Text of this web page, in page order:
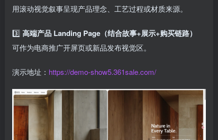
用滚动视觉叙事呈现产品理念、工艺过程或材质来源。
3️⃣ 高端产品 Landing Page（结合故事+展示+购买链路）
可作为电商推广开屏页或新品发布视觉区。
演示地址： https://demo-show5.361sale.com/